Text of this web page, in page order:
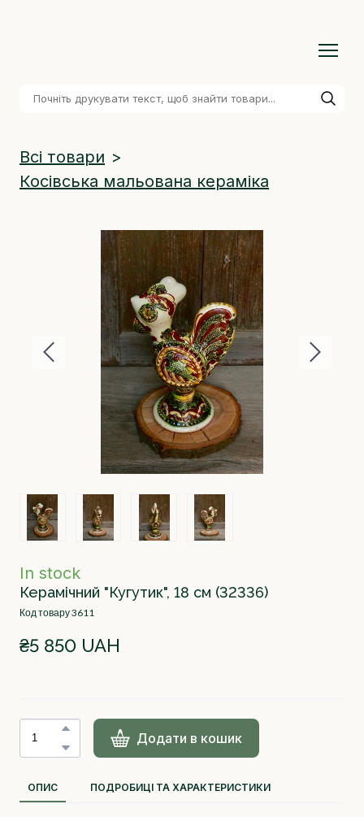
Всі товари
Косівська мальована кераміка
In stock
Керамічний "Кугутик", 18 см (32336)
Код товару 3611
₴5 850 UAH
Додати в кошик
ОПИС ПОДРОБИЦІ ТА ХАРАКТЕРИСТИКИ